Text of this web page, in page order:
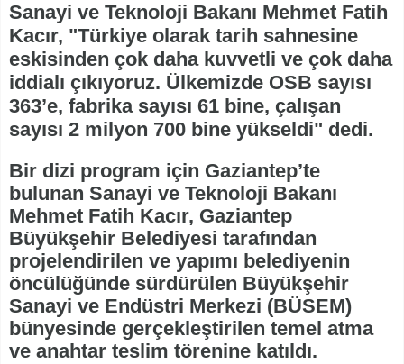
Sanayi ve Teknoloji Bakanı Mehmet Fatih
Kacır, "Türkiye olarak tarih sahnesine
eskisinden çok daha kuvvetli ve çok daha
iddialı çıkıyoruz. Ülkemizde OSB sayısı
363’e, fabrika sayısı 61 bine, çalışan
sayısı 2 milyon 700 bine yükseldi" dedi.
Bir dizi program için Gaziantep’te
bulunan Sanayi ve Teknoloji Bakanı
Mehmet Fatih Kacır, Gaziantep
Büyükşehir Belediyesi tarafından
projelendirilen ve yapımı belediyenin
öncülüğünde sürdürülen Büyükşehir
Sanayi ve Endüstri Merkezi (BÜSEM)
bünyesinde gerçekleştirilen temel atma
ve anahtar teslim törenine katıldı.